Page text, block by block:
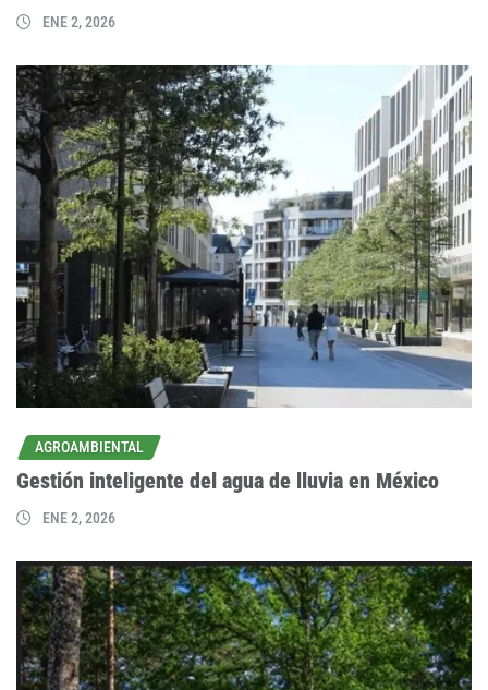
ENE 2, 2026
AGROAMBIENTAL
Gestión inteligente del agua de lluvia en México
ENE 2, 2026